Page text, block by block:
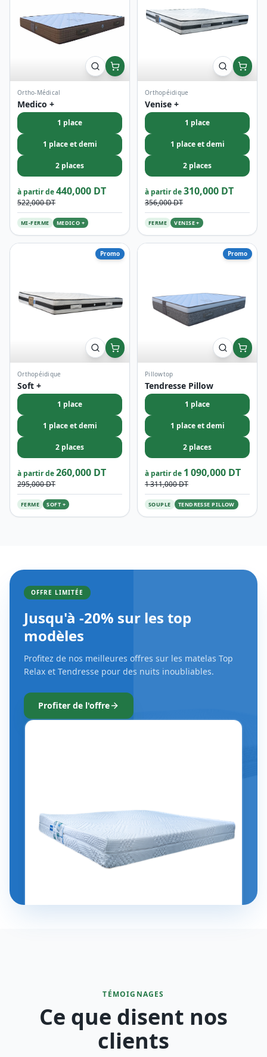
Ortho-Médical
Medico +
1 place
1 place et demi
2 places
à partir de440,000 DT
522,000 DT
MI-FERME MEDICO +
Orthopéidique
Venise +
1 place
1 place et demi
2 places
à partir de310,000 DT
356,000 DT
FERME VENISE +
Promo
Orthopéidique
Soft +
1 place
1 place et demi
2 places
à partir de260,000 DT
295,000 DT
FERME SOFT +
Promo
Pillowtop
Tendresse Pillow
1 place
1 place et demi
2 places
à partir de 1 090,000 DT
1 311,000 DT
SOUPLE TENDRESSE PILLOW
OFFRE LIMITÉE
Jusqu'à -20% sur les top
modèles
Profitez de nos meilleures offres sur les matelas Top
Relax et Tendresse pour des nuits inoubliables.
Profiter de l'offre
TÉMOIGNAGES
Ce que disent nos
clients